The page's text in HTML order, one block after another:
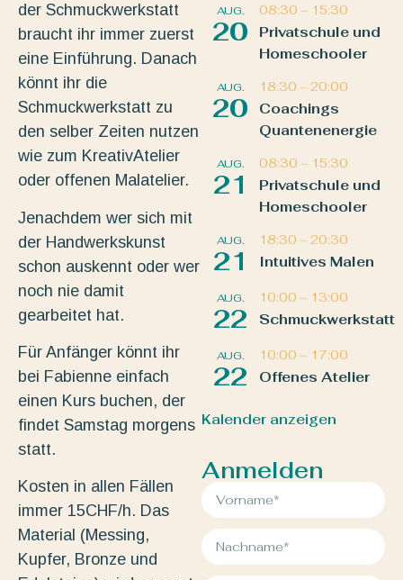
der Schmuckwerkstatt
braucht ihr immer zuerst
eine Einführung. Danach
könnt ihr die
Schmuckwerkstatt zu
den selber Zeiten nutzen
wie zum KreativAtelier
oder offenen Malatelier.
Jenachdem wer sich mit
der Handwerkskunst
schon auskennt oder wer
noch nie damit
gearbeitet hat.
Für Anfänger könnt ihr
bei Fabienne einfach
einen Kurs buchen, der
findet Samstag morgens
statt.
Kosten in allen Fällen
immer 15CHF/h. Das
Material (Messing,
Kupfer, Bronze und
AUG.
20
08:30 – 15:30
Privatschule und
Homeschooler
AUG.
20
18:30 – 20:00
Coachings
Quantenenergie
AUG.
21
08:30 – 15:30
Privatschule und
Homeschooler
AUG.
21
18:30 – 20:30
Intuitives Malen
AUG.
22
10:00 – 13:00
Schmuckwerkstatt
AUG.
22
10:00 – 17:00
Offenes Atelier
Kalender anzeigen
Anmelden